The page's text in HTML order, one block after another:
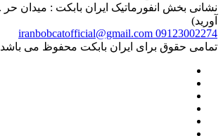
آورید)
09123002274
iranbobcatofficial@gmail.com
تمامی حقوق برای ایران بابکت محفوظ می باشد